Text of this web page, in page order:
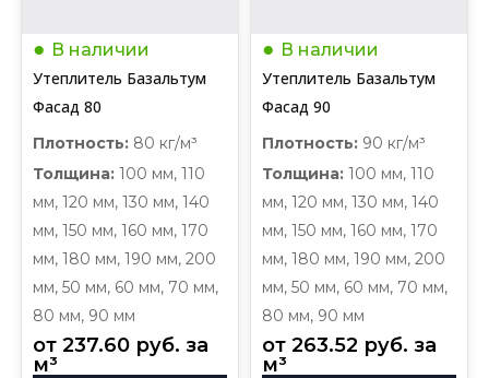
В наличии
Утеплитель Базальтум
Фасад 80
Плотность: 80 кг/м³
Толщина: 100 мм, 110
мм, 120 мм, 130 мм, 140
мм, 150 мм, 160 мм, 170
мм, 180 мм, 190 мм, 200
мм, 50 мм, 60 мм, 70 мм,
80 мм, 90 мм
от 237.60 руб.
м³
В наличии
Утеплитель Базальтум
Фасад 90
Плотность: 90 кг/м³
Толщина: 100 мм, 110
мм, 120 мм, 130 мм, 140
мм, 150 мм, 160 мм, 170
мм, 180 мм, 190 мм, 200
мм, 50 мм, 60 мм, 70 мм,
80 мм, 90 мм
от 263.52 руб.
м³